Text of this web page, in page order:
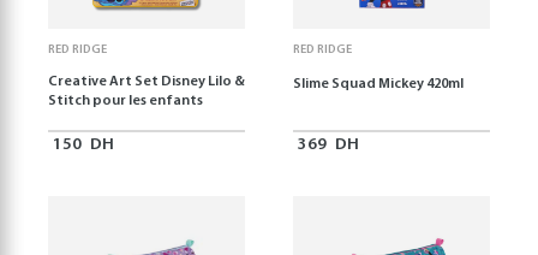
RED RIDGE
Creative Art Set Disney Lilo &
Stitch pour les enfants
150 DH
RED RIDGE
Slime Squad Mickey 420ml
369 DH